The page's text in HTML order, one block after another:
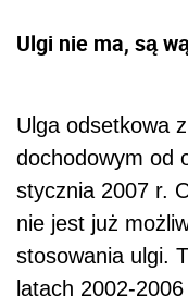
Ulgi nie ma, są
Ulga odsetkowa
dochodowym od
stycznia 2007 r.
nie jest już
stosowania ulgi.
latach 2002-